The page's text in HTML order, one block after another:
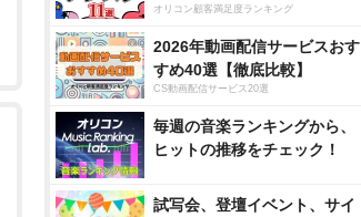
オリコン顧客満足度ランキング
2026年動画配信サービスおす
すめ40選【徹底比較】
CS動画配信サービス20選
毎週の音楽ランキングから、
ヒットの推移をチェック！
試写会、登壇イベント、サイ